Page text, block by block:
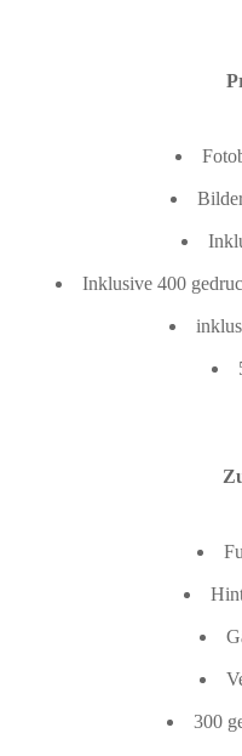
Inklusive 400
300